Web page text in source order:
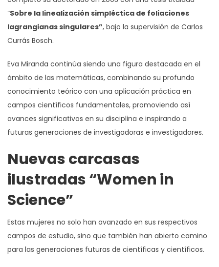
“Sobre la linealización simpléctica de foliaciones
lagrangianas singulares”, bajo la supervisión de Carlos
Currás Bosch.
Eva Miranda continúa siendo una figura destacada en el
ámbito de las matemáticas, combinando su profundo
conocimiento teórico con una aplicación práctica en
campos científicos fundamentales, promoviendo así
avances significativos en su disciplina e inspirando a
futuras generaciones de investigadoras e investigadores.
Nuevas carcasas
ilustradas “Women in
Science”
Estas mujeres no solo han avanzado en sus respectivos
campos de estudio, sino que también han abierto camino
para las generaciones futuras de científicas y científicos.